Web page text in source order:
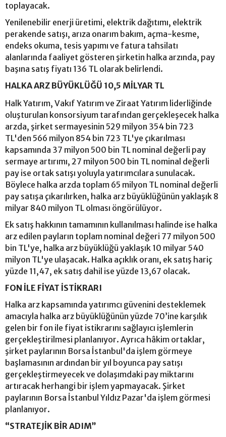
toplayacak.
Yenilenebilir enerji üretimi, elektrik dağıtımı, elektrik
perakende satışı, arıza onarım bakım, açma-kesme,
endeks okuma, tesis yapımı ve fatura tahsilatı
alanlarında faaliyet gösteren şirketin halka arzında, pay
başına satış fiyatı 136 TL olarak belirlendi.
HALKA ARZ BÜYÜKLÜĞÜ 10,5 MİLYAR TL
Halk Yatırım, Vakıf Yatırım ve Ziraat Yatırım liderliğinde
oluşturulan konsorsiyum tarafından gerçekleşecek halka
arzda, şirket sermayesinin 529 milyon 354 bin 723
TL'den 566 milyon 854 bin 723 TL'ye çıkarılması
kapsamında 37 milyon 500 bin TL nominal değerli pay
sermaye artırımı, 27 milyon 500 bin TL nominal değerli
pay ise ortak satışı yoluyla yatırımcılara sunulacak.
Böylece halka arzda toplam 65 milyon TL nominal değerli
pay satışa çıkarılırken, halka arz büyüklüğünün yaklaşık 8
milyar 840 milyon TL olması öngörülüyor.
Ek satış hakkının tamamının kullanılması halinde ise halka
arz edilen payların toplam nominal değeri 77 milyon 500
bin TL'ye, halka arz büyüklüğü yaklaşık 10 milyar 540
milyon TL'ye ulaşacak. Halka açıklık oranı, ek satış hariç
yüzde 11,47, ek satış dahil ise yüzde 13,67 olacak.
FON İLE FİYAT İSTİKRARI
Halka arz kapsamında yatırımcı güvenini desteklemek
amacıyla halka arz büyüklüğünün yüzde 70’ine karşılık
gelen bir fon ile fiyat istikrarını sağlayıcı işlemlerin
gerçekleştirilmesi planlanıyor. Ayrıca hâkim ortaklar,
şirket paylarının Borsa İstanbul'da işlem görmeye
başlamasının ardından bir yıl boyunca pay satışı
gerçekleştirmeyecek ve dolaşımdaki pay miktarını
artıracak herhangi bir işlem yapmayacak. Şirket
paylarının Borsa İstanbul Yıldız Pazar'da işlem görmesi
planlanıyor.
“STRATEJİK BİR ADIM”